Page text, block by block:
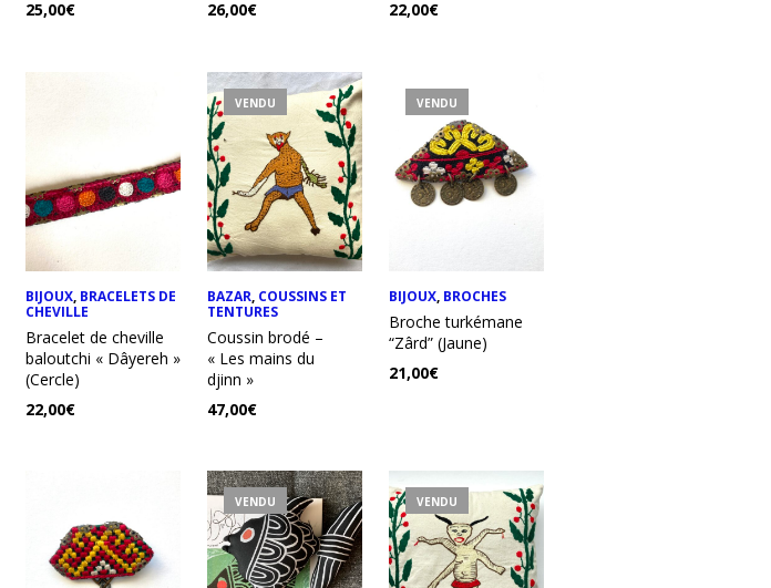
25,00€
26,00€
22,00€
BIJOUX, BRACELETS DE
CHEVILLE
Bracelet de cheville
baloutchi « Dâyereh »
(Cercle)
22,00€
VENDU
BAZAR, COUSSINS ET
TENTURES
Coussin brodé –
« Les mains du
djinn »
47,00€
VENDU
BIJOUX, BROCHES
Broche turkémane
“Zârd” (Jaune)
21,00€
VENDU VENDU